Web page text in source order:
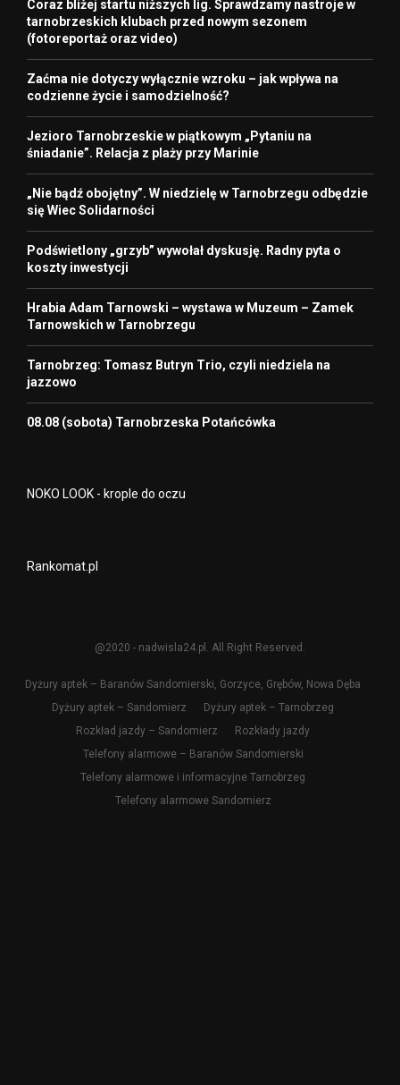
Coraz bliżej startu niższych lig. Sprawdzamy nastroje w
tarnobrzeskich klubach przed nowym sezonem
(fotoreportaż oraz video)
Zaćma nie dotyczy wyłącznie wzroku – jak wpływa na
codzienne życie i samodzielność?
Jezioro Tarnobrzeskie w piątkowym „Pytaniu na
śniadanie”. Relacja z plaży przy Marinie
„Nie bądź obojętny”. W niedzielę w Tarnobrzegu odbędzie
się Wiec Solidarności
Podświetlony „grzyb” wywołał dyskusję. Radny pyta o
koszty inwestycji
Hrabia Adam Tarnowski – wystawa w Muzeum – Zamek
Tarnowskich w Tarnobrzegu
Tarnobrzeg: Tomasz Butryn Trio, czyli niedziela na
jazzowo
08.08 (sobota) Tarnobrzeska Potańcówka
NOKO LOOK - krople do oczu
Rankomat.pl
@2020 - nadwisla24.pl. All Right Reserved.
Dyżury aptek – Baranów Sandomierski, Gorzyce, Grębów, Nowa Dęba
Dyżury aptek – Sandomierz
Dyżury aptek – Tarnobrzeg
Rozkład jazdy – Sandomierz
Rozkłady jazdy
Telefony alarmowe – Baranów Sandomierski
Telefony alarmowe i informacyjne Tarnobrzeg
Telefony alarmowe Sandomierz